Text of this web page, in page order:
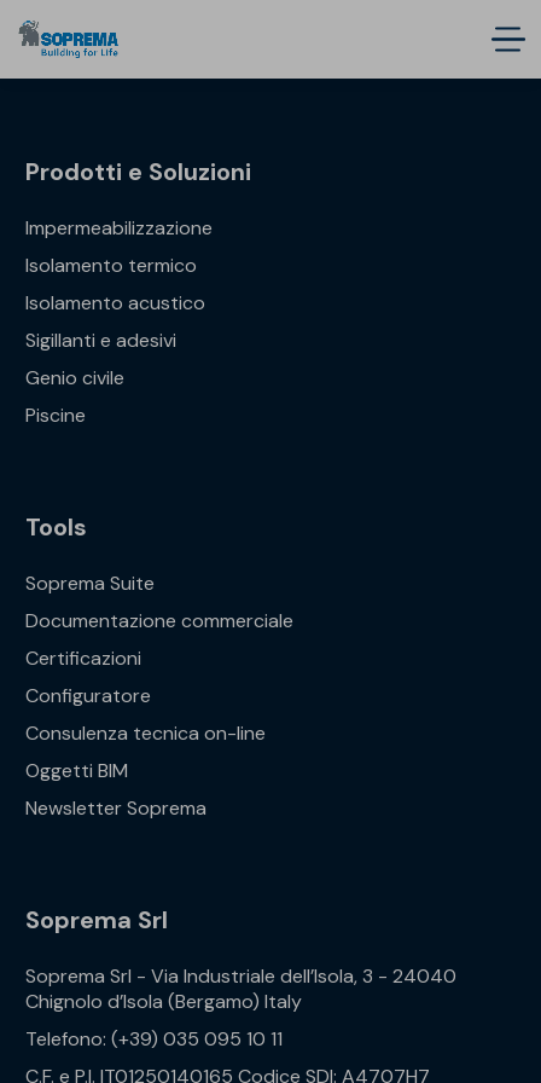
Prodotti e Soluzioni
Impermeabilizzazione
Isolamento termico
Isolamento acustico
Sigillanti e adesivi
Genio civile
Piscine
Tools
Soprema Suite
Documentazione commerciale
Certificazioni
Configuratore
Consulenza tecnica on-line
Oggetti BIM
Newsletter Soprema
Soprema Srl
Soprema Srl - Via Industriale dell’Isola, 3 - 24040
Chignolo d’Isola (Bergamo) Italy
Telefono: (+39) 035 095 10 11
C.F. e P.I. IT01250140165 Codice SDI: A4707H7